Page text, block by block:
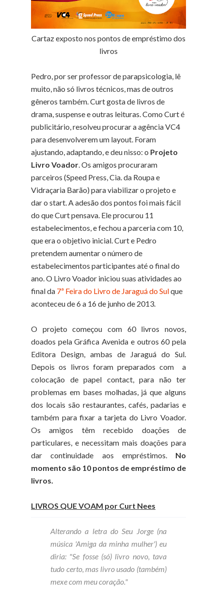
Cartaz exposto nos pontos de empréstimo dos
livros
Pedro, por ser professor de parapsicologia, lê
muito, não só livros técnicos, mas de outros
gêneros também. Curt gosta de livros de
drama, suspense e outras leituras. Como Curt é
publicitário, resolveu procurar a agência VC4
para desenvolverem um layout. Foram
ajustando, adaptando, e deu nisso: o Projeto
Livro Voador. Os amigos procuraram
parceiros (Speed Press, Cia. da Roupa e
Vidraçaria Barão) para viabilizar o projeto e
dar o start. A adesão dos pontos foi mais fácil
do que Curt pensava. Ele procurou 11
estabelecimentos, e fechou a parceria com 10,
que era o objetivo inicial. Curt e Pedro
pretendem aumentar o número de
estabelecimentos participantes até o final do
ano. O Livro Voador iniciou suas atividades ao
final da 7ª Feira do Livro de Jaraguá do Sulque
aconteceu de 6 a 16 de junho de 2013.
O projeto começou com 60 livros novos,
doados pela Gráfica Avenida e outros 60 pela
Editora Design, ambas de Jaraguá do Sul.
Depois os livros foram preparados com a
colocação de papel contact, para não ter
problemas em bases molhadas, já que alguns
dos locais são restaurantes, cafés, padarias e
também para fixar a tarjeta do Livro Voador.
Os amigos têm recebido doações de
particulares, e necessitam mais doações para
dar continuidade aos empréstimos. No
momento são 10 pontos de empréstimo de
livros.
LIVROS QUE VOAM por Curt Nees
Alterando a letra do Seu Jorge (na
música 'Amiga da minha mulher') eu
diria: "Se fosse (só) livro novo, tava
tudo certo, mas livro usado (também)
mexe com meu coração."